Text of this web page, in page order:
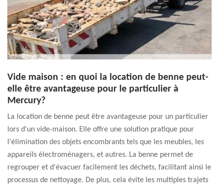
Vide maison : en quoi la location de benne peut-
elle être avantageuse pour le particulier à
Mercury?
La location de benne peut être avantageuse pour un particulier
lors d'un vide-maison. Elle offre une solution pratique pour
l'élimination des objets encombrants tels que les meubles, les
appareils électroménagers, et autres. La benne permet de
regrouper et d'évacuer facilement les déchets, facilitant ainsi le
processus de nettoyage. De plus, cela évite les multiples trajets